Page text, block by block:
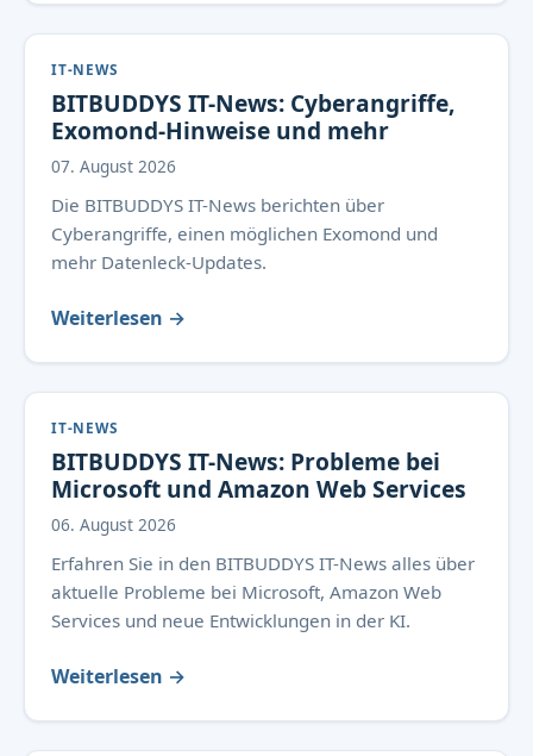
IT-NEWS
BITBUDDYS IT-News: Cyberangriffe,
Exomond-Hinweise und mehr
07. August 2026
Die BITBUDDYS IT-News berichten über
Cyberangriffe, einen möglichen Exomond und
mehr Datenleck-Updates.
Weiterlesen →
IT-NEWS
BITBUDDYS IT-News: Probleme bei
Microsoft und Amazon Web Services
06. August 2026
Erfahren Sie in den BITBUDDYS IT-News alles über
aktuelle Probleme bei Microsoft, Amazon Web
Services und neue Entwicklungen in der KI.
Weiterlesen →